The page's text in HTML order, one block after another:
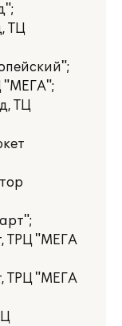
ТЦ
"МЕГА";
ТЦ
ТРЦ "МЕГА
ТРЦ "МЕГА